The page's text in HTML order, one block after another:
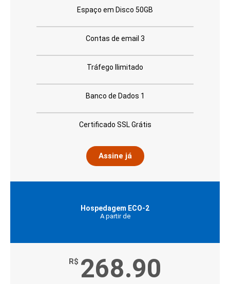
Espaço em Disco 50GB
Contas de email 3
Tráfego Ilimitado
Banco de Dados 1
Certificado SSL Grátis
Assine já
Hospedagem ECO-2
A partir de
R$ 268.90